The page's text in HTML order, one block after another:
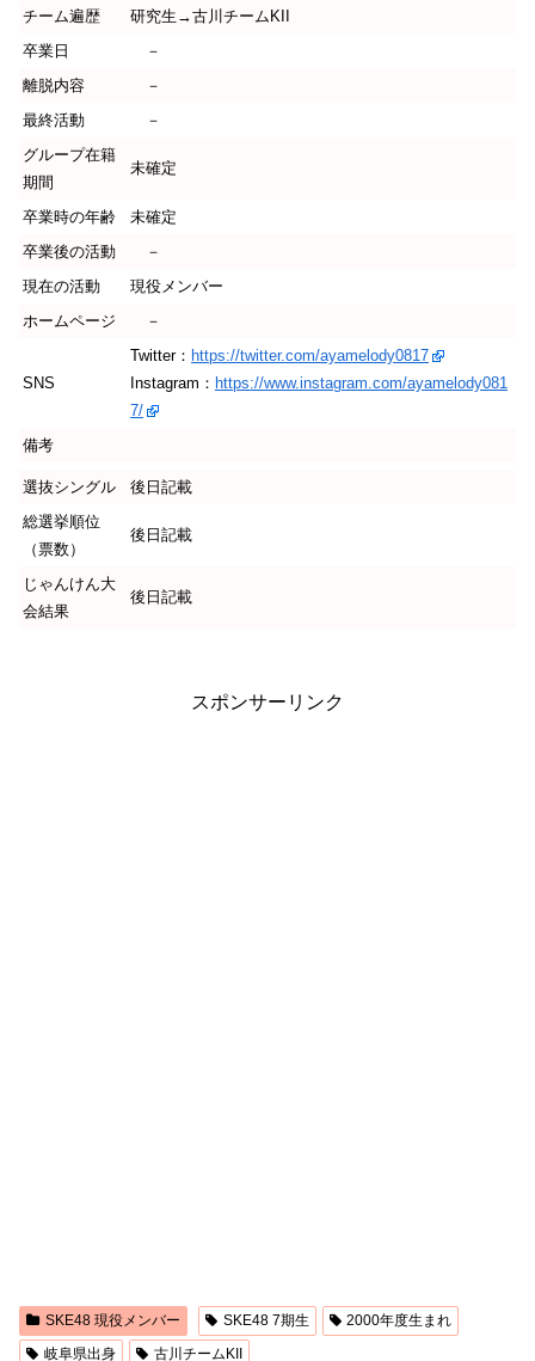
チーム遍歴
研究生→古川チームKII
卒業日
－
離脱内容
－
最終活動
－
グループ在籍
期間
未確定
卒業時の年齢
未確定
卒業後の活動
－
現在の活動
現役メンバー
ホームページ
－
SNS
Twitter： https://twitter.com/ayamelody0817
Instagram： https://www.instagram.com/ayamelody081
7/
備考
選抜シングル
後日記載
総選挙順位
（票数）
後日記載
じゃんけん大
会結果
後日記載
スポンサーリンク
SKE48 現役メンバー SKE48 7期生
2000年度生まれ
岐阜県出身
古川チームKII